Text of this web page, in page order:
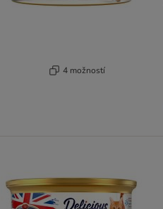
4 možností